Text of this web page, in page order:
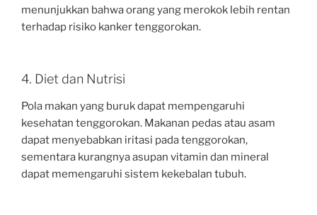
menunjukkan bahwa orang yang merokok lebih rentan
terhadap risiko kanker tenggorokan.
4. Diet dan Nutrisi
Pola makan yang buruk dapat mempengaruhi
kesehatan tenggorokan. Makanan pedas atau asam
dapat menyebabkan iritasi pada tenggorokan,
sementara kurangnya asupan vitamin dan mineral
dapat memengaruhi sistem kekebalan tubuh.